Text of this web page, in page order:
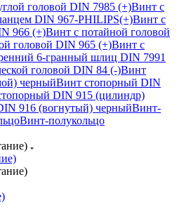
головой DIN 7985 (+)Винт с
DIN 967-PHILIPS(+)Винт с
966 (+)Винт с потайной головой
головой DIN 965 (+)Винт с
6-гранный шлиц DIN 7991
головой DIN 84 (-)Винт
черныйВинт стопорный DIN
DIN 915 (цилиндр)
916 (вогнутый) черныйВинт-
Винт-полукольцо